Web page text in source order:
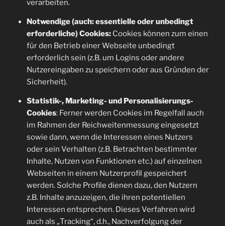
verarbeiten.
Notwendige (auch: essentielle oder unbedingt
erforderliche) Cookies:Cookies können zum einen
für den Betrieb einer Webseite unbedingt
erforderlich sein (z.B. um Logins oder andere
Nutzereingaben zu speichern oder aus Gründen der
Sicherheit).
Statistik-, Marketing- und Personalisierungs-
Cookies: Ferner werden Cookies im Regelfall auch
im Rahmen der Reichweitenmessung eingesetzt
sowie dann, wenn die Interessen eines Nutzers
oder sein Verhalten (z.B. Betrachten bestimmter
Inhalte, Nutzen von Funktionen etc.) auf einzelnen
Webseiten in einem Nutzerprofil gespeichert
werden. Solche Profile dienen dazu, den Nutzern
z.B. Inhalte anzuzeigen, die ihren potentiellen
Interessen entsprechen. Dieses Verfahren wird
auch als „Tracking“, d.h., Nachverfolgung der